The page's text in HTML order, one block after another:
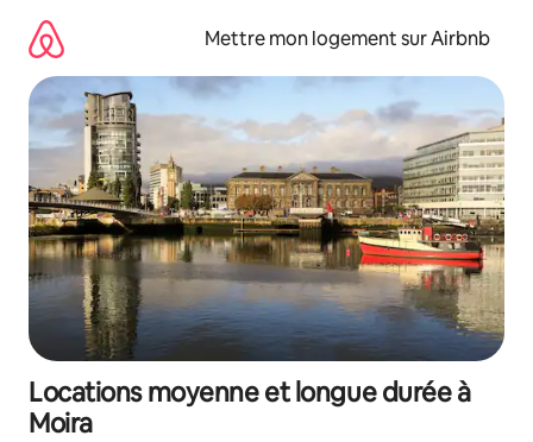
directement
contenu
Mettre mon logement sur Airbnb
Locations moyenne et longue durée à
Moira